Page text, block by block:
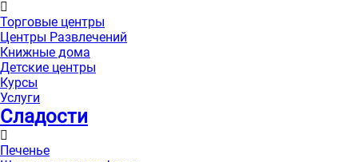
Торговые центры
Центры Развлечений
Книжные дома
Детские центры
Курсы
Услуги
Сладости
Печенье